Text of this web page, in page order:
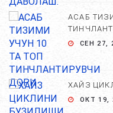
АСАБ
СЕН 27,
ХАЙЗ
ОКТ 19,